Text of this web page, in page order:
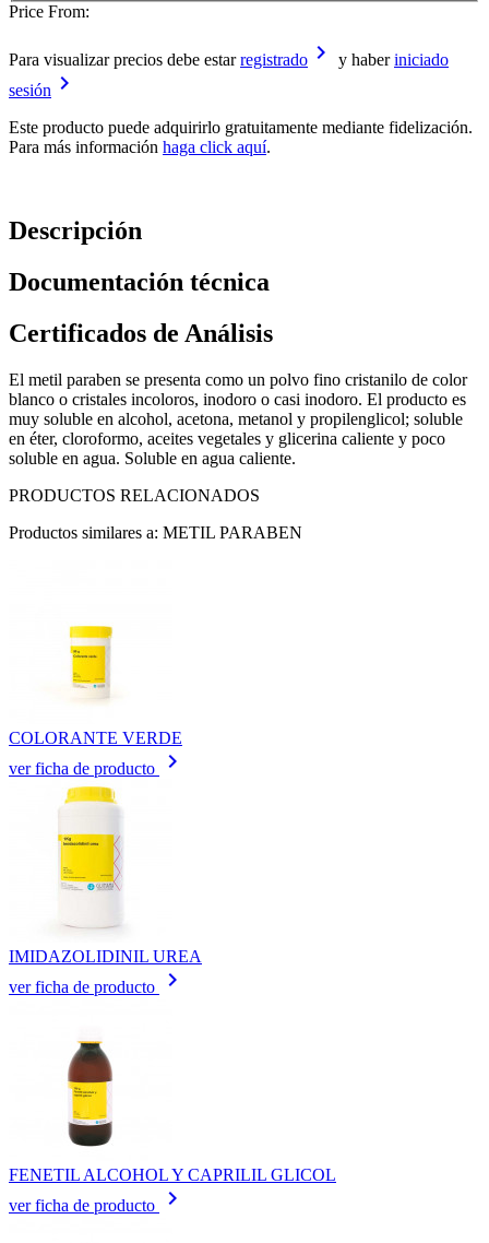
Price From:
Para visualizar precios debe estarregistrado keyboard_arrow_right y haberiniciado
sesión keyboard_arrow_right
Este producto puede adquirirlo gratuitamente mediante fidelización.
Para más información haga click aquí.
Descripción
Documentación técnica
Certificados de Análisis
El metil paraben se presenta como un polvo fino cristanilo de color
blanco o cristales incoloros, inodoro o casi inodoro. El producto es
muy soluble en alcohol, acetona, metanol y propilenglicol; soluble
en éter, cloroformo, aceites vegetales y glicerina caliente y poco
soluble en agua. Soluble en agua caliente.
PRODUCTOS RELACIONADOS
Productos similares a: METIL PARABEN
COLORANTE VERDE
ver ficha de producto
keyboard_arrow_right
IMIDAZOLIDINIL UREA
ver ficha de producto
keyboard_arrow_right
FENETIL ALCOHOL Y CAPRILIL GLICOL
ver ficha de producto
keyboard_arrow_right